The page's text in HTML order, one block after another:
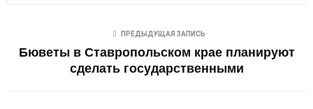
ПРЕДЫДУЩАЯ ЗАПИСЬ
Бюветы в Ставропольском крае планируют
сделать государственными